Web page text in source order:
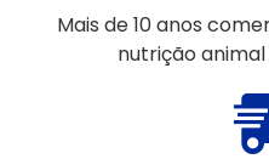
Mais de 10 anos
nutrição